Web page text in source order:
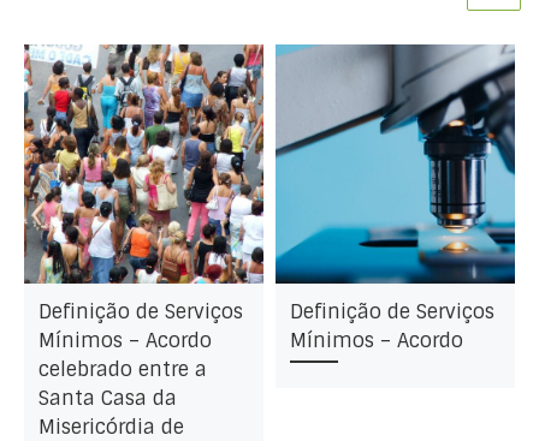
Definição de Serviços
Mínimos – Acordo
celebrado entre a
Santa Casa da
Misericórdia de
Definição de Serviços
Mínimos – Acordo